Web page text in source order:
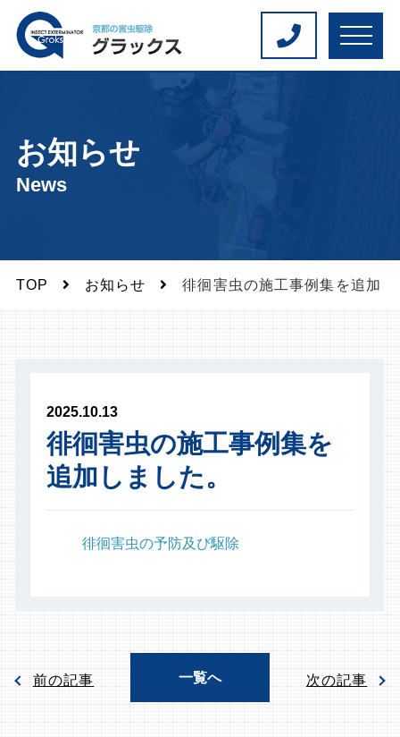
M
E
お知らせ
News
TOP お知らせ 徘徊害虫の施工事例集を追加
2025.10.13
徘徊害虫の施工事例集を
追加しました。
徘徊害虫の予防及び駆除
前の記事 一覧へ 次の記事